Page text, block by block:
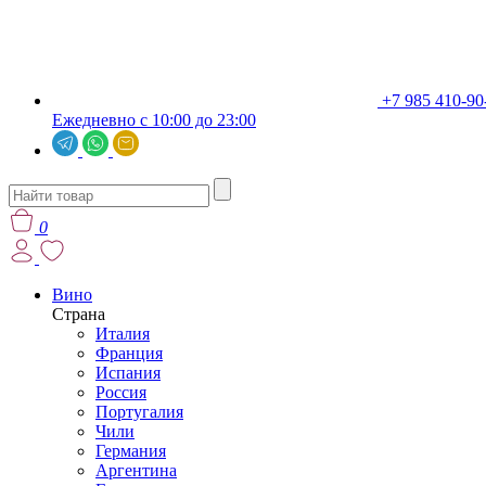
+7 985 410-
Ежедневно с 10:00 до 23:00
0
Вино
Страна
Италия
Франция
Испания
Россия
Португалия
Чили
Германия
Аргентина